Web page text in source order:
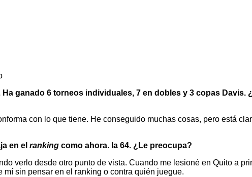
ganado 6 torneos individuales, 7 en dobles y 3 copas
con lo que tiene. He conseguido muchas cosas, pero está
en el ranking como ahora. la 64. ¿Le preocupa?
verlo desde otro punto de vista. Cuando me lesioné en Quito a
sin pensar en el ranking o contra quién juegue.